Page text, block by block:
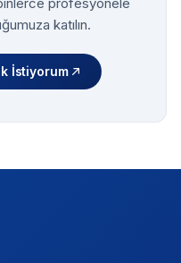
katılın.
İstiyorum